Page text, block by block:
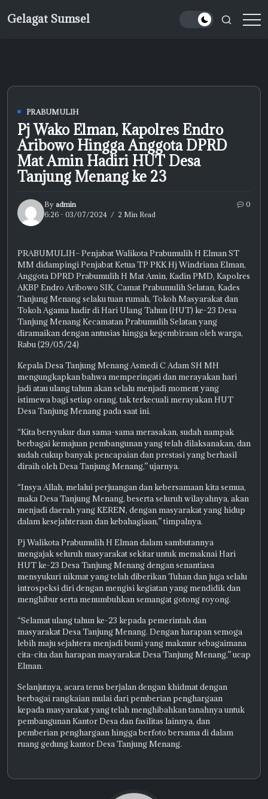
Gelagat Sumsel
PRABUMULIH
Pj Wako Elman, Kapolres Endro
Aribowo Hingga Anggota DPRD
Mat Amin Hadiri HUT Desa
Tanjung Menang ke 23
By admin
6:26 - 03/07/2024
2 Min Read
0
PRABUMULIH– Penjabat Walikota Prabumulih H Elman ST
MM didampingi Penjabat Ketua TP PKK Hj Windriana Elman,
Anggota DPRD Prabumulih H Mat Amin, Kadin PMD, Kapolres
AKBP Endro Aribowo SIK, Camat Prabumulih Selatan, Kades
Tanjung Menang selaku tuan rumah, Tokoh Masyarakat dan
Tokoh Agama hadir di Hari Ulang Tahun (HUT) ke-23 Desa
Tanjung Menang Kecamatan Prabumulih Selatan yang
diramaikan dengan antusias hingga kegembiraan oleh warga,
Rabu (29/05/24)
Kepala Desa Tanjung Menang Asmedi C Adam SH MH
mengungkapkan bahwa memperingati dan merayakan hari
jadi atau ulang tahun akan selalu menjadi moment yang
istimewa bagi setiap orang, tak terkecuali merayakan HUT
Desa Tanjung Menang pada saat ini.
“Kita bersyukur dan sama-sama merasakan, sudah nampak
berbagai kemajuan pembangunan yang telah dilaksanakan, dan
sudah cukup banyak pencapaian dan prestasi yang berhasil
diraih oleh Desa Tanjung Menang,” ujarnya.
“Insya Allah, melalui perjuangan dan kebersamaan kita semua,
maka Desa Tanjung Menang, beserta seluruh wilayahnya, akan
menjadi daerah yang KEREN, dengan masyarakat yang hidup
dalam kesejahteraan dan kebahagiaan,” timpalnya.
Pj Walikota Prabumulih H Elman dalam sambutannya
mengajak seluruh masyarakat sekitar untuk memaknai Hari
HUT ke-23 Desa Tanjung Menang dengan senantiasa
mensyukuri nikmat yang telah diberikan Tuhan dan juga selalu
introspeksi diri dengan mengisi kegiatan yang mendidik dan
menghibur serta menumbuhkan semangat gotong royong.
“Selamat ulang tahun ke-23 kepada pemerintah dan
masyarakat Desa Tanjung Menang. Dengan harapan semoga
lebih maju sejahtera menjadi bumi yang makmur sebagaimana
cita-cita dan harapan masyarakat Desa Tanjung Menang,” ucap
Elman.
Selanjutnya, acara terus berjalan dengan khidmat dengan
berbagai rangkaian mulai dari pemberian penghargaan
kepada masyarakat yang telah menghibahkan tanahnya untuk
pembangunan Kantor Desa dan fasilitas lainnya, dan
pemberian penghargaan hingga berfoto bersama di dalam
ruang gedung kantor Desa Tanjung Menang.